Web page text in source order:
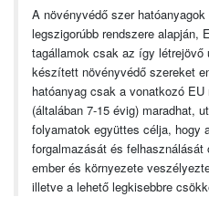
A növényvédő szer
legszigorúbb rendszere alapján,
tagállamok csak az így
készített növényvédő szereket
hatóanyag csak a vonatkozó
(általában 7-15 évig) maradhat,
folyamatok együttes célja, hogy
forgalmazását és
ember és környezete
illetve a lehető legkisebbre